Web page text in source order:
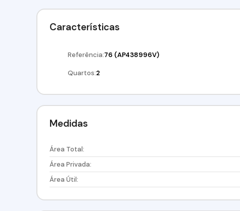
Características
Referência:76 (AP438996V)
Quartos:2
Medidas
Área Total:
Área Privada:
Área Útil: